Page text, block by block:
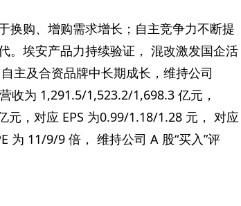
换购、增购需求增长；自主竞争力不断提
。埃安产品力持续验证， 混改激发国企活
主及合资品牌中长期成长，维持公司
收为 1,291.5/1,523.2/1,698.3 亿元，
，对应 EPS 为0.99/1.18/1.28 元， 对应
为 11/9/9 倍， 维持公司 A 股“买入”评